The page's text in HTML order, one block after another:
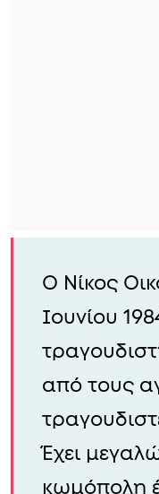
Ο Νίκος
Ιουνίου
από τους
Έχει
κωμόπολη